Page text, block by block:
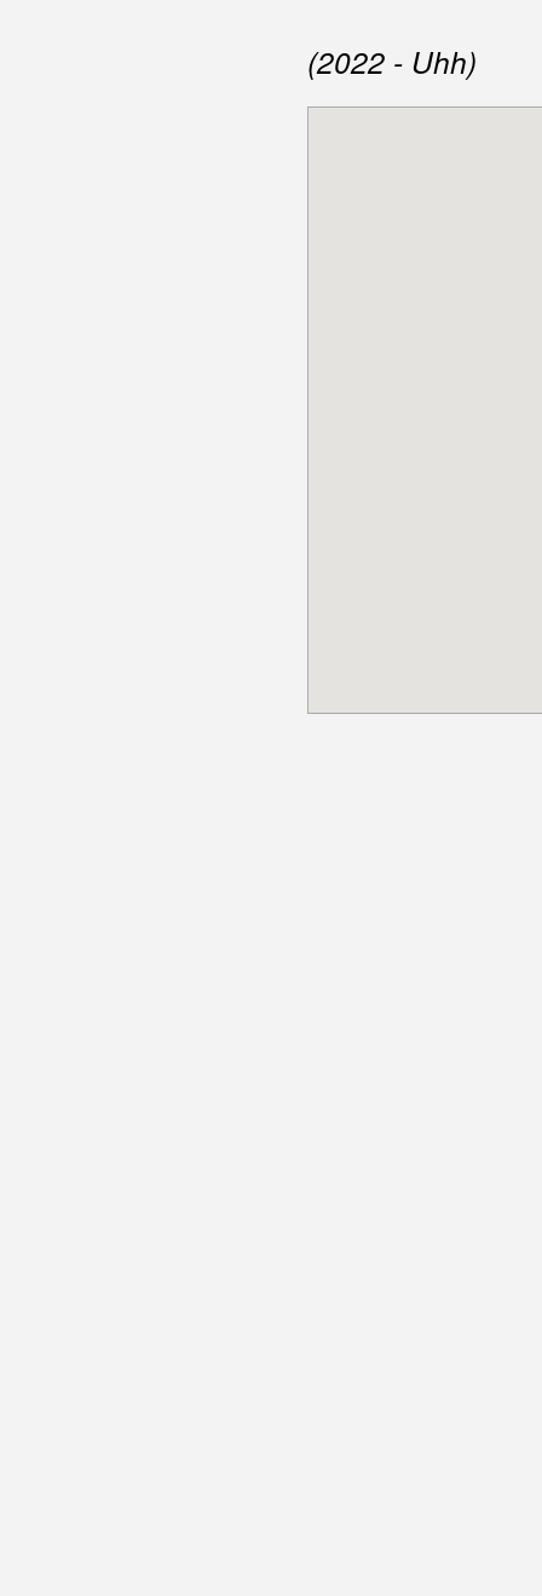
(2022 - Uhh)